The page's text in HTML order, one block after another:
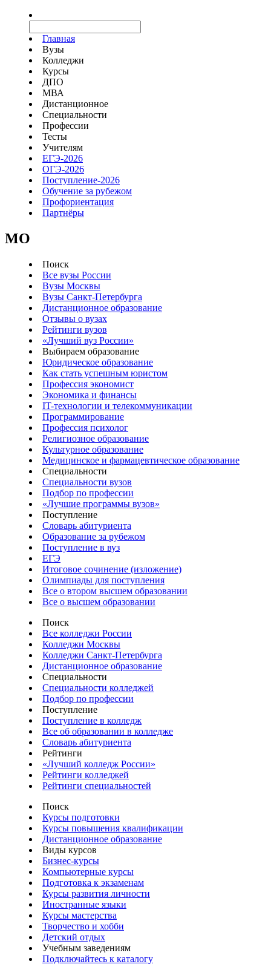
Главная
Вузы
Колледжи
Курсы
ДПО
МВА
Дистанционное
Специальности
Профессии
Тесты
Учителям
ЕГЭ-2026
ОГЭ-2026
Поступление-2026
Обучение за рубежом
Профориентация
Партнёры
MO
Поиск
Все вузы России
Вузы Москвы
Вузы Санкт-Петербурга
Дистанционное образование
Отзывы о вузах
Рейтинги вузов
«Лучший вуз России»
Выбираем образование
Юридическое образование
Как стать успешным юристом
Профессия экономист
Экономика и финансы
IT-технологии и телекоммуникации
Программирование
Профессия психолог
Религиозное образование
Культурное образование
Медицинское и фармацевтическое образование
Специальности
Специальности вузов
Подбор по профессии
«Лучшие программы вузов»
Поступление
Словарь абитуриента
Образование за рубежом
Поступление в вуз
ЕГЭ
Итоговое сочинение (изложение)
Олимпиады для поступления
Все о втором высшем образовании
Все о высшем образовании
Поиск
Все колледжи России
Колледжи Москвы
Колледжи Санкт-Петербурга
Дистанционное образование
Специальности
Специальности колледжей
Подбор по профессии
Поступление
Поступление в колледж
Все об образовании в колледже
Словарь абитуриента
Рейтинги
«Лучший колледж России»
Рейтинги колледжей
Рейтинги специальностей
Поиск
Курсы подготовки
Курсы повышения квалификации
Дистанционное образование
Виды курсов
Бизнес-курсы
Компьютерные курсы
Подготовка к экзаменам
Курсы развития личности
Иностранные языки
Курсы мастерства
Творчество и хобби
Детский отдых
Учебным заведениям
Подключайтесь к каталогу